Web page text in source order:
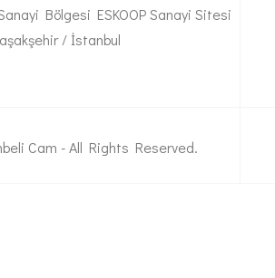
Bölgesi ESKOOP Sanayi Sitesi
/ İstanbul
Cam - All Rights Reserved.